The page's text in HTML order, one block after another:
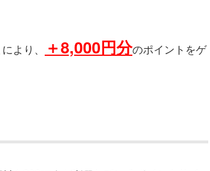
より、 ＋8,000円分のポイントをゲ